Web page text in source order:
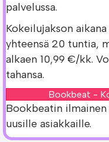
palvelussa.
Kokeilujakson
yhteensä 20 tuntia,
alkaen 10,99 €/kk.
tahansa.
Bookbeat -
Bookbeatin
uusille asiakkaille.